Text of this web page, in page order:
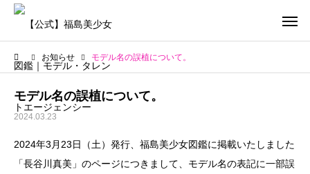
お知らせ モデル名の誤植について。
モデル名の誤植について。
2024.03.23
2024年3月23日（土）発行、福島美少女図鑑に掲載いたしました
「長谷川真美」のページにつきまして、モデル名の表記に一部誤